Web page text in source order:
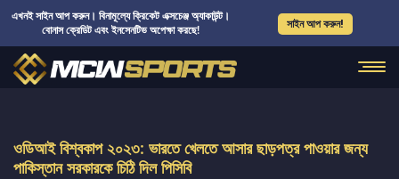
এখনই সাইন আপ করুন। বিনামূল্যে ক্রিকেট এক্সচেঞ্জ অ্যাকাউন্ট।
বোনাস ক্রেডিট এবং ইনসেনটিভ অপেক্ষা করছে!
সাইন আপ করুন!
ওডিআই বিশ্বকাপ ২০২৩: ভারতে খেলতে আসার ছাড়পত্র পাওয়ার জন্য
পাকিস্তান সরকারকে চিঠি দিল পিসিবি